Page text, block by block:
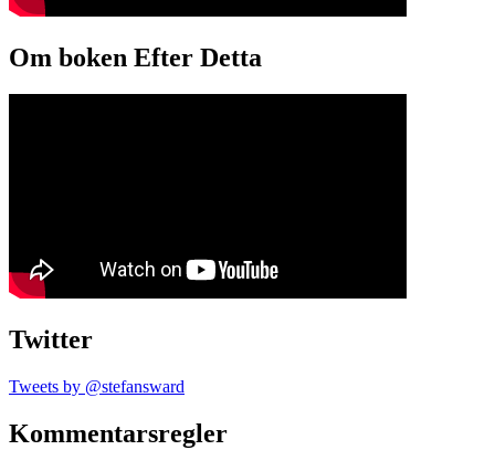
Om boken Efter Detta
Twitter
Tweets by @stefansward
Kommentarsregler